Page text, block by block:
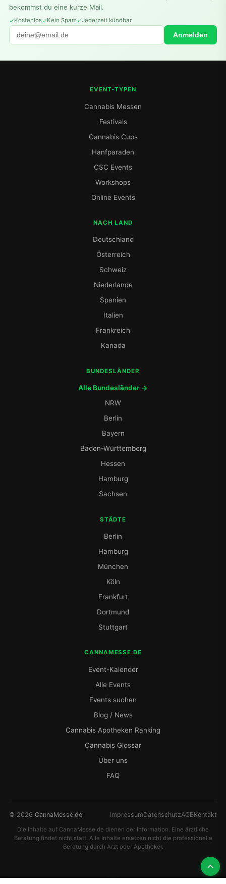
bekommst du eine kurze Mail.
Kostenlos Kein Spam Jederzeit kündbar
Anmelden
EVENT-TYPEN
Cannabis Messen
Festivals
Cannabis Cups
Hanfparaden
CSC Events
Workshops
Online Events
NACH LAND
Deutschland
Österreich
Schweiz
Niederlande
Spanien
Italien
Frankreich
Kanada
BUNDESLÄNDER
Alle Bundesländer →
NRW
Berlin
Bayern
Baden-Württemberg
Hessen
Hamburg
Sachsen
STÄDTE
Berlin
Hamburg
München
Köln
Frankfurt
Dortmund
Stuttgart
CANNAMESSE.DE
Event-Kalender
Alle Events
Events suchen
Blog / News
Cannabis Apotheken Ranking
Cannabis Glossar
Über uns
FAQ
© 2026 CannaMesse.de ImpressumDatenschutzAGBKontakt
Die Inhalte auf CannaMesse.de dienen der Information. Eine ärztliche
Beratung findet nicht statt. Alle Inhalte ersetzen nicht die professionelle
Beratung durch Arzt oder Apotheker.